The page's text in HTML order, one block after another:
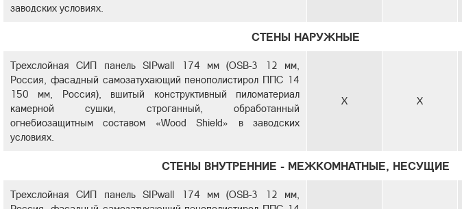
заводских условиях.
СТЕНЫ НАРУЖНЫЕ
Трехслойная СИП панель SIPwall 174 мм (OSB-3 12 мм,
Россия, фасадный самозатухающий пенополистирол ППС 14
150 мм, Россия), вшитый конструктивный пиломатериал
камерной сушки, строганный, обработанный
огнебиозащитным составом «Wood Shield» в заводских
условиях.
X X
СТЕНЫ ВНУТРЕННИЕ - МЕЖКОМНАТНЫЕ, НЕСУЩИЕ
Трехслойная СИП панель SIPwall 174 мм (OSB-3 12 мм,